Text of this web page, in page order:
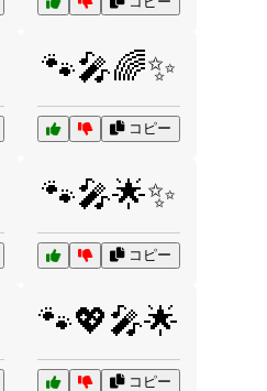
🐾🎤🌈✨
コピー
🐾🎤🌟✨
コピー
🐾💖🎤🌟
コピー